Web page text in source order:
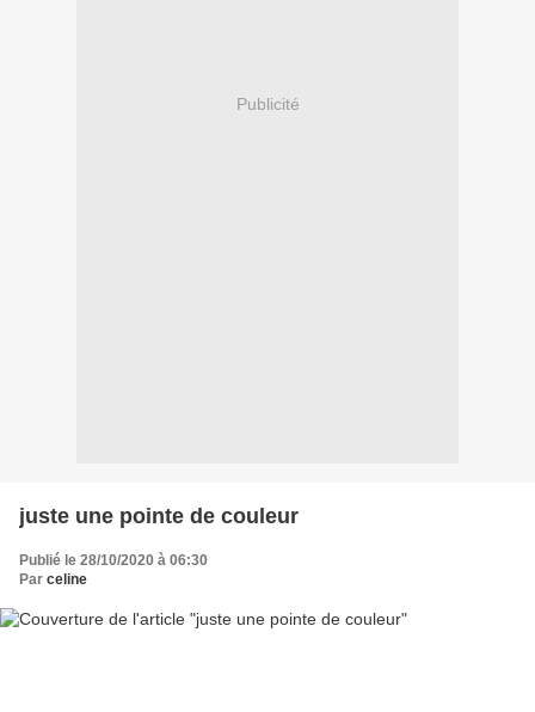
Publicité
juste une pointe de couleur
Publié le 28/10/2020 à 06:30
Par celine